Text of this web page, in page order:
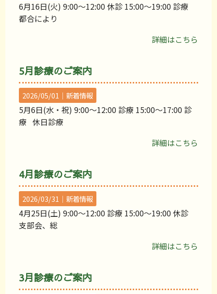
6月16日(火) 9:00〜12:00 休診 15:00〜19:00 診療
都合により
詳細はこちら
5月診療のご案内
2026/05/01｜ 新着情報
5月6日(水・祝) 9:00〜12:00 診療 15:00〜17:00 診
療 休日診療
詳細はこちら
4月診療のご案内
2026/03/31｜ 新着情報
4月25日(土) 9:00〜12:00 診療 15:00〜19:00 休診
支部会、総
詳細はこちら
3月診療のご案内